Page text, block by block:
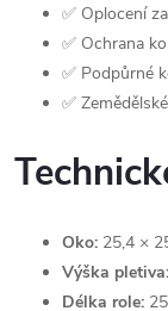
✅ Oplocení
✅ Ochrana
✅ Podpůrné
✅
Oko: 25,4 ×
Výška pletiva:
Délka role: